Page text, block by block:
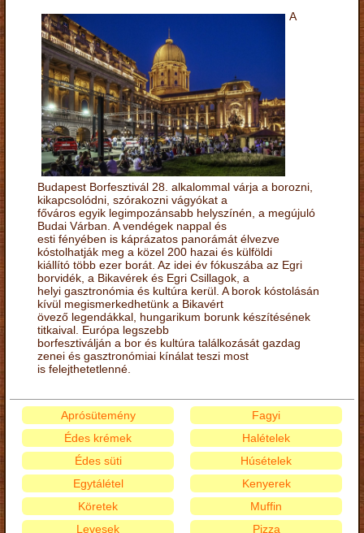
A
Budapest Borfesztivál 28. alkalommal várja a borozni,
kikapcsolódni, szórakozni vágyókat a
főváros egyik legimpozánsabb helyszínén, a megújuló
Budai Várban. A vendégek nappal és
esti fényében is káprázatos panorámát élvezve
kóstolhatják meg a közel 200 hazai és külföldi
kiállító több ezer borát. Az idei év fókuszába az Egri
borvidék, a Bikavérek és Egri Csillagok, a
helyi gasztronómia és kultúra kerül. A borok kóstolásán
kívül megismerkedhetünk a Bikavért
övező legendákkal, hungarikum borunk készítésének
titkaival. Európa legszebb
borfesztiválján a bor és kultúra találkozását gazdag
zenei és gasztronómiai kínálat teszi most
is felejthetetlenné.
Aprósütemény
Édes krémek
Édes süti
Egytálétel
Fagyi
Halételek
Húsételek
Kenyerek
Köretek
Levesek
Muffin
Pizza